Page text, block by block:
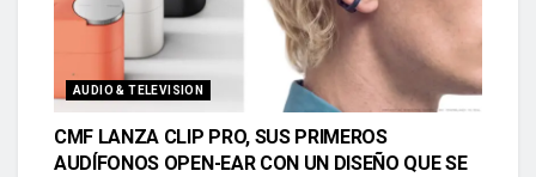
AUDIO & TELEVISION
CMF LANZA CLIP PRO, SUS PRIMEROS
AUDÍFONOS OPEN-EAR CON UN DISEÑO QUE SE